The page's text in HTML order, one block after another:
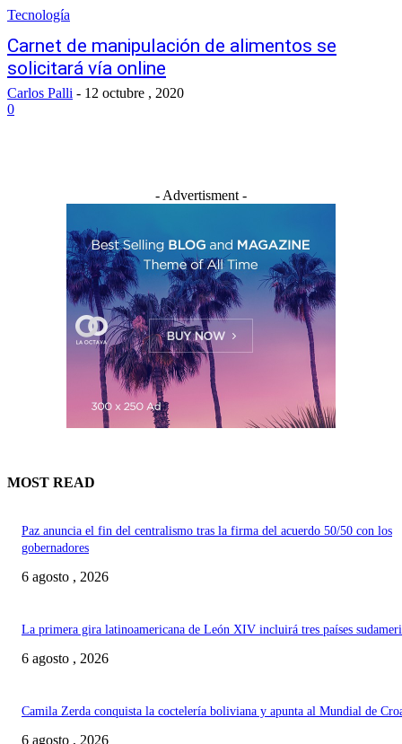
Tecnología
Carnet de manipulación de alimentos se
solicitará vía online
Carlos Palli - 12 octubre , 2020
0
- Advertisment -
MOST READ
Paz anuncia el fin del centralismo tras la firma del acuerdo 50/50 con los
gobernadores
6 agosto , 2026
La primera gira latinoamericana de León XIV incluirá tres países
6 agosto , 2026
Camila Zerda conquista la coctelería boliviana y apunta al Mundial de
6 agosto , 2026